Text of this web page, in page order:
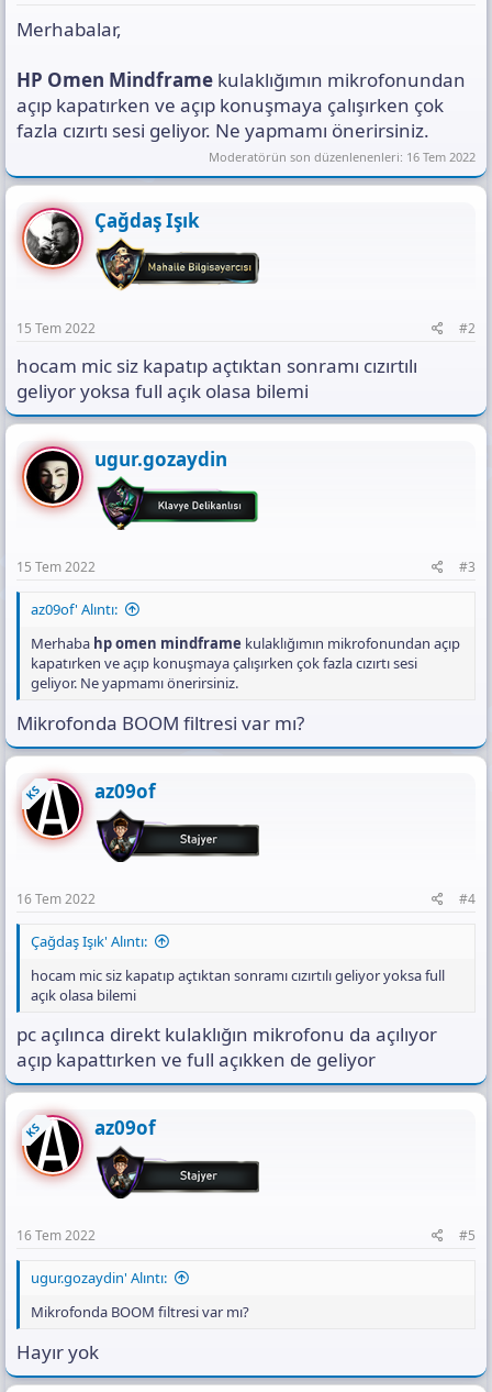
K
o
p
y
a
l
Merhabalar,
HP Omen Mindframe kulaklığımın mikrofonundan
açıp kapatırken ve açıp konuşmaya çalışırken çok
fazla cızırtı sesi geliyor. Ne yapmamı önerirsiniz.
Moderatörün son düzenlenenleri: 16 Tem 2022
Çağdaş Işık
15 Tem 2022 #2
hocam mic siz kapatıp açtıktan sonramı cızırtılı
geliyor yoksa full açık olasa bilemi
ugur.gozaydin
15 Tem 2022 #3
az09of' Alıntı:
Merhaba hp omen mindframe kulaklığımın mikrofonundan açıp
kapatırken ve açıp konuşmaya çalışırken çok fazla cızırtı sesi
geliyor. Ne yapmamı önerirsiniz.
Mikrofonda BOOM filtresi var mı?
KS az09of
16 Tem 2022 #4
Çağdaş Işık' Alıntı:
hocam mic siz kapatıp açtıktan sonramı cızırtılı geliyor yoksa full
açık olasa bilemi
pc açılınca direkt kulaklığın mikrofonu da açılıyor
açıp kapattırken ve full açıkken de geliyor
KS az09of
16 Tem 2022 #5
ugur.gozaydin' Alıntı:
Mikrofonda BOOM filtresi var mı?
Hayır yok